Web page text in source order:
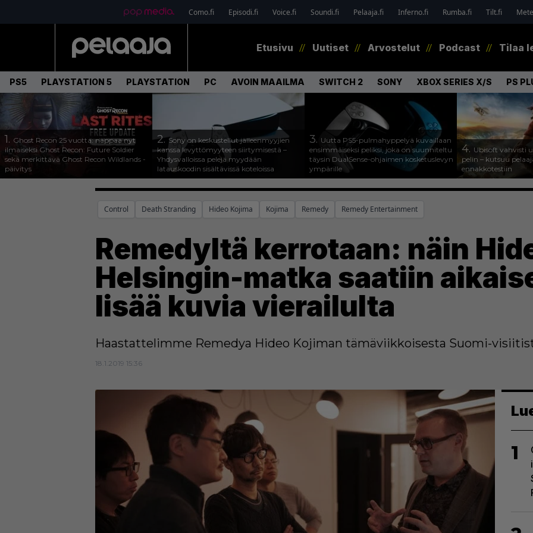
Como.fi Episodi.fi Voice.fi Soundi.fi Pelaaja.fi Inferno.fi Rumba.fi Tilt.fi
Etusivu Uutiset Arvostelut Podcast Tilaa
PS5 PLAYSTATION 5 PLAYSTATION PC AVOIN MAAILMA SWITCH 2 SONY XBOX SERIES X/S PS
1. Ghost Recon 25 vuotta: nappaa nyt
ilmaiseksi Ghost Recon: Future Soldier
sekä merkittävä Ghost Recon Wildlands -
päivitys
2.Sony on keskustellut jälleenmyyjien
kanssa levyttömyyteen siirtymisestä –
Yhdysvalloissa pelejä myydään
latauskoodin sisältävissä koteloissa
3. Uutta PS5-pulmahyppelyä kuvaillaan
ensimmäiseksi peliksi, joka on suunniteltu
täysin DualSense-ohjaimen kosketuslevyn
ympärille
4. Ubisoft vahvisti
pelin – kutsuu
ennakkotestiin
Control Death Stranding Hideo Kojima Kojima Remedy Remedy Entertainment
Remedyltä kerrotaan: näin
Helsingin-matka saatiin
lisää kuvia vierailulta
Haastattelimme Remedya Hideo Kojiman tämäviikkoisesta Suomi-
18.1.2019 15:36
1